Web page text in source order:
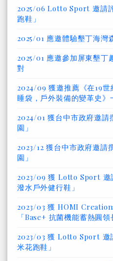
2025/06 Lotto Sport 邀請
跑鞋」
2025/01 應邀體驗墾丁海灣
2025/01 應邀參加屏東墾丁
對
2024/09 獲邀推薦《在19世
睡袋，戶外裝備的變革史》
2024/01 獲台中市政府邀請
園」
2023/12 獲台中市政府邀請
園」
2023/09 獲 Lotto Sport
潑水戶外健行鞋」
2023/03 獲 HOMI
「Base+ 抗菌機能蓄熱圓領
2023/03 獲 Lotto Sport 邀
米花跑鞋」